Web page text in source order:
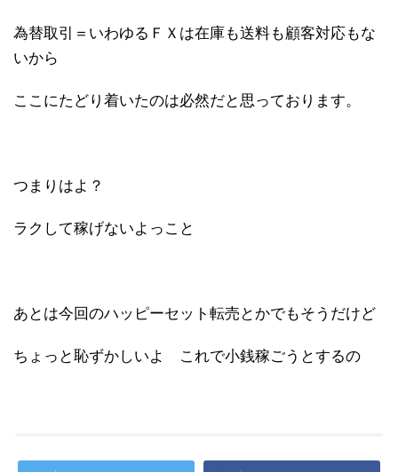
為替取引＝いわゆるＦＸは在庫も送料も顧客対応もな
いから
ここにたどり着いたのは必然だと思っております。
つまりはよ？
ラクして稼げないよっこと
あとは今回のハッピーセット転売とかでもそうだけど
ちょっと恥ずかしいよ これで小銭稼ごうとするの